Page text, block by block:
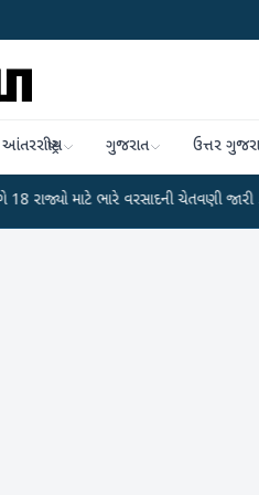
આંતરરાષ્ટ્રીય ગુજરાત ઉત્તર
ભારે વરસાદની ચેતવણી જારી કરી ●